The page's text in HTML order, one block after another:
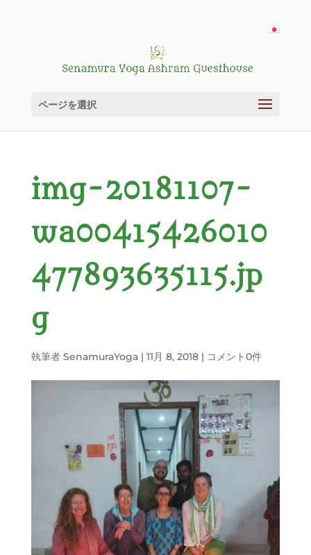
ページを選択
img-20181107-
wa00415426010
477893635115.jp
g
執筆者 SenamuraYoga| 11月 8, 2018| コメント0件